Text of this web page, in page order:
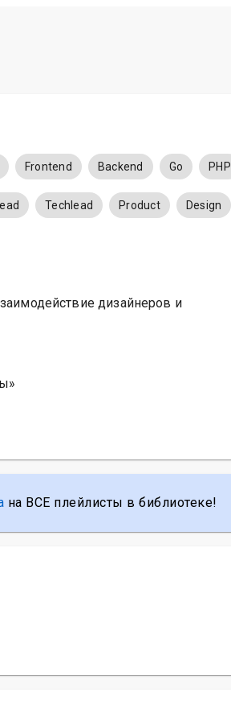
Frontend Backend Go PHP
Techlead Product Design
дизайнеров и
на ВСЕ плейлисты в библиотеке!